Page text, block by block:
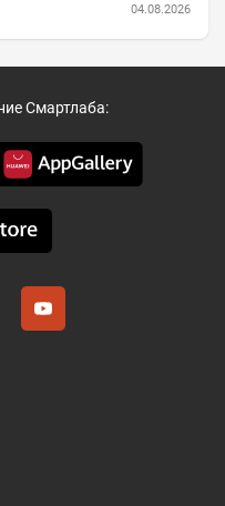
04.08.2026
Смартлаба: